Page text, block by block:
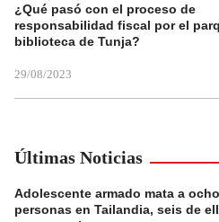
¿Qué pasó con el proceso de
responsabilidad fiscal por el
biblioteca de Tunja?
29/08/2023
Últimas Noticias
Adolescente armado mata a ocho
personas en Tailandia, seis de